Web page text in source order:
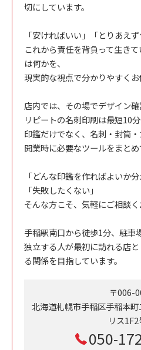
切にしています。
「安ければいい」「とりあえず
これから責任を背負って生き
は何かを、
現実的な視点で分かりやすくお
店内では、その場でデザイン確
リピートの名刺印刷は最短10
印鑑だけでなく、名刺・封筒・
開業時に必要なツールをまとめ
「どんな印鑑を作ればよいか分
「失敗したくない」
そんな方こそ、気軽にご相談く
手稲駅南口から徒歩1分、駐車
独立する人が最初に訪れる店
る関係を目指しています。
〒006-
北海道札幌市手稲区手稲本
リス
050-